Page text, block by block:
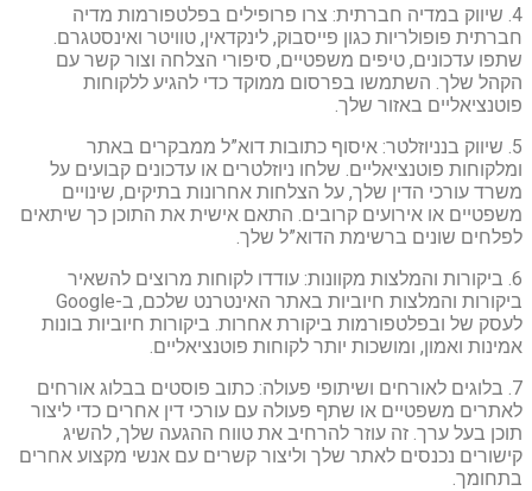
4. שיווק במדיה חברתית: צרו פרופילים בפלטפורמות מדיה
חברתית פופולריות כגון פייסבוק, לינקדאין, טוויטר ואינסטגרם.
שתפו עדכונים, טיפים משפטיים, סיפורי הצלחה וצור קשר עם
הקהל שלך. השתמשו בפרסום ממוקד כדי להגיע ללקוחות
פוטנציאליים באזור שלך.
5. שיווק בנניוזלטר: איסוף כתובות דוא”ל ממבקרים באתר
ומלקוחות פוטנציאליים. שלחו ניוזלטרים או עדכונים קבועים על
משרד עורכי הדין שלך, על הצלחות אחרונות בתיקים, שינויים
משפטיים או אירועים קרובים. התאם אישית את התוכן כך שיתאים
לפלחים שונים ברשימת הדוא”ל שלך.
6. ביקורות והמלצות מקוונות: עודדו לקוחות מרוצים להשאיר
ביקורות והמלצות חיוביות באתר האינטרנט שלכם, ב-Google
לעסק של ובפלטפורמות ביקורת אחרות. ביקורות חיוביות בונות
אמינות ואמון, ומושכות יותר לקוחות פוטנציאליים.
7. בלוגים לאורחים ושיתופי פעולה: כתוב פוסטים בבלוג אורחים
לאתרים משפטיים או שתף פעולה עם עורכי דין אחרים כדי ליצור
תוכן בעל ערך. זה עוזר להרחיב את טווח ההגעה שלך, להשיג
קישורים נכנסים לאתר שלך וליצור קשרים עם אנשי מקצוע אחרים
בתחומך.